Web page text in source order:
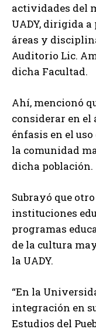
actividades del
UADY, dirigida
áreas y
Auditorio Lic.
dicha Facultad.
Ahí, mencionó
considerar en el
énfasis en el
la comunidad
dicha población.
Subrayó que
instituciones
programas
de la cultura
la UADY.
“En la
integración en
Estudios del